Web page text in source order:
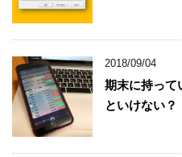
2018/09/04
期末に持って
といけない？